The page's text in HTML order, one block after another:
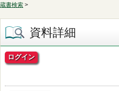
蔵書検索 >
資料詳細
ログイン